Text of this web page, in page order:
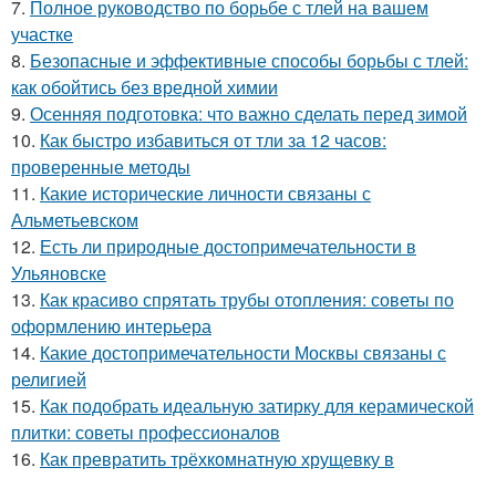
7. Полное руководство по борьбе с тлей на вашем
участке
8. Безопасные и эффективные способы борьбы с тлей:
как обойтись без вредной химии
9. Осенняя подготовка: что важно сделать перед зимой
10. Как быстро избавиться от тли за 12 часов:
проверенные методы
11. Какие исторические личности связаны с
Альметьевском
12. Есть ли природные достопримечательности в
Ульяновске
13. Как красиво спрятать трубы отопления: советы по
оформлению интерьера
14. Какие достопримечательности Москвы связаны с
религией
15. Как подобрать идеальную затирку для керамической
плитки: советы профессионалов
16. Как превратить трёхкомнатную хрущевку в